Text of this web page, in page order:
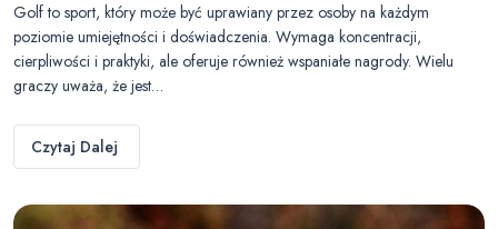
Golf to sport, który może być uprawiany przez osoby na każdym
poziomie umiejętności i doświadczenia. Wymaga koncentracji,
cierpliwości i praktyki, ale oferuje również wspaniałe nagrody. Wielu
graczy uważa, że jest…
Czytaj Dalej